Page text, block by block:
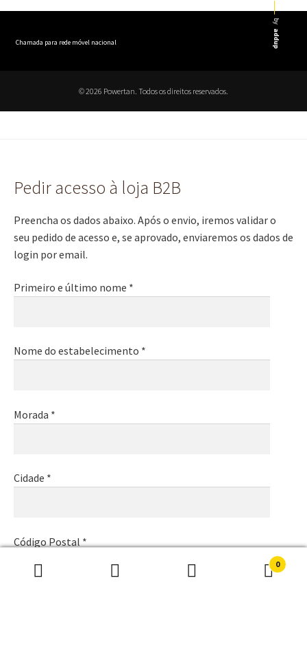
Chamada para rede móvel nacional
by
addup
Pesquisar
Pesquisa
0
© 2026 Powertan. Todos os direitos reservados.
Pedir acesso à loja B2B
Preencha os dados abaixo. Após o envio, iremos validar o
seu pedido de acesso e, se aprovado, enviaremos os dados de
login por email.
Primeiro e último nome *
Nome do estabelecimento *
Morada *
Cidade *
Código Postal *